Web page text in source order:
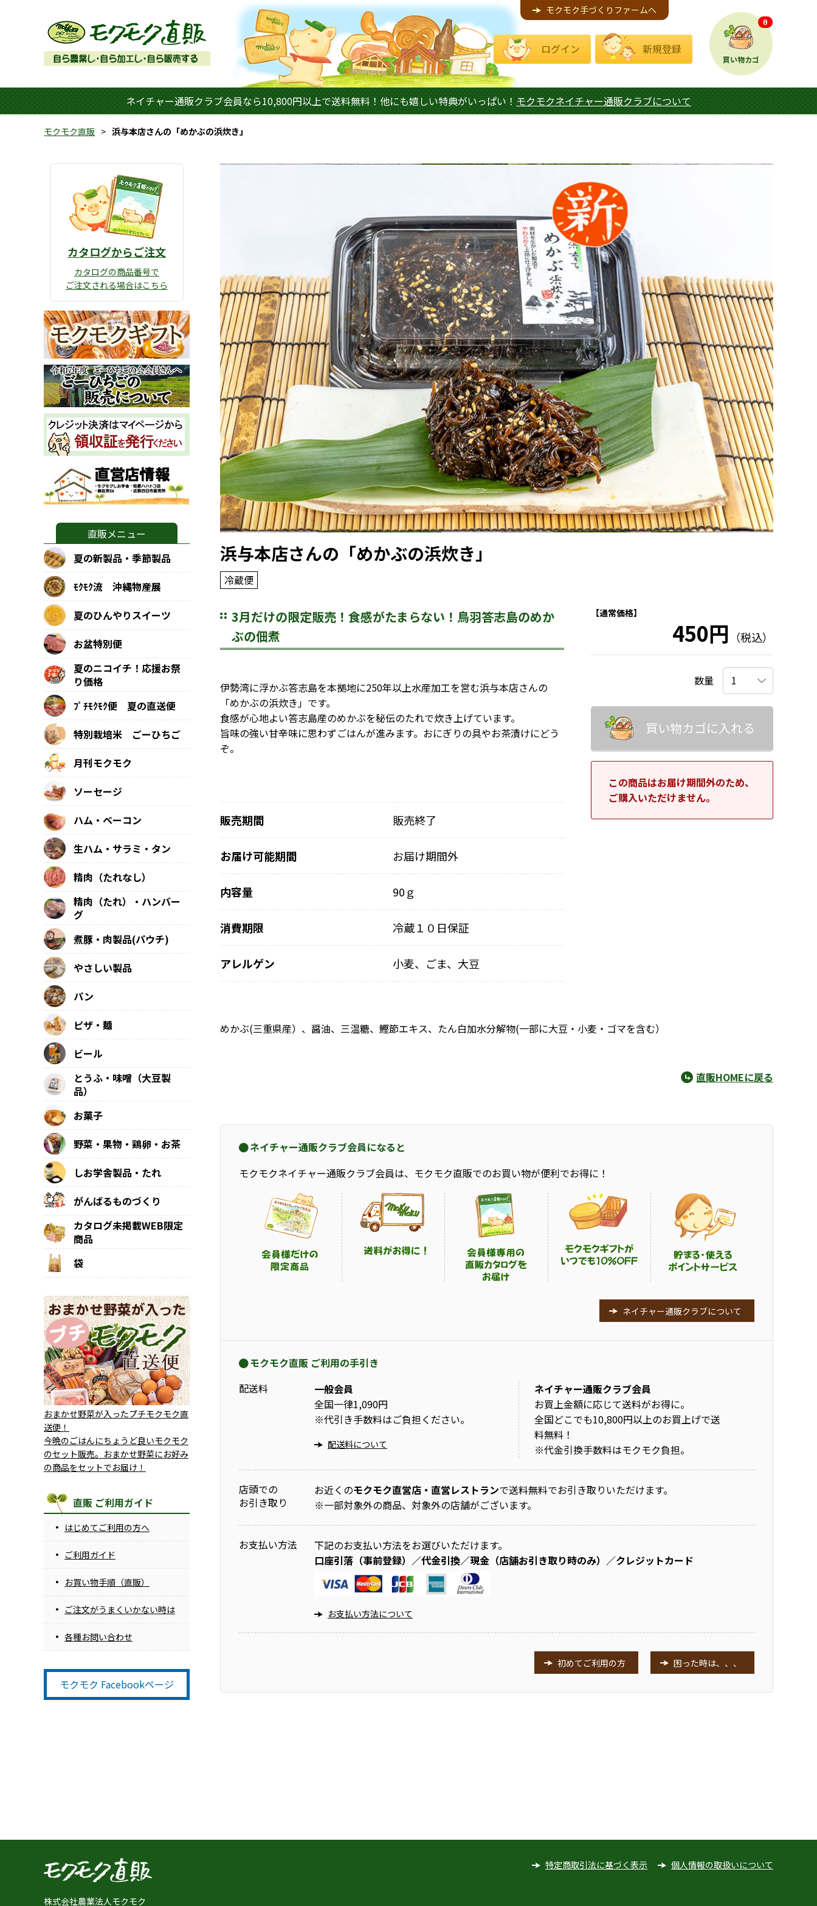
モクモク手づくりファームへ
ログイン 新規登録
買い物カゴ
0
ネイチャー通販クラブ会員なら10,800円以上で送料無料！他にも嬉しい特典がいっぱい！ モクモクネイチャー通販クラブについて
モクモク直販 浜与本店さんの「めかぶの浜炊き」
浜与本店さんの「めかぶの浜炊き」
冷蔵便
3月だけの限定販売！食感がたまらない！鳥羽答志島のめか
ぶの佃煮
伊勢湾に浮かぶ答志島を本拠地に250年以上水産加工を営む浜与本店さんの
「めかぶの浜炊き」です。
食感が心地よい答志島産のめかぶを秘伝のたれで炊き上げています。
旨味の強い甘辛味に思わずごはんが進みます。おにぎりの具やお茶漬けにどう
ぞ。
販売期間 販売終了
お届け可能期間 お届け期間外
内容量 90ｇ
消費期限 冷蔵１０日保証
アレルゲン 小麦、ごま、大豆
【通常価格】
450円 （税込）
数量
買い物カゴに入れる
この商品はお届け期間外のため、
ご購入いただけません。
めかぶ(三重県産）、醤油、三温糖、鰹節エキス、たん白加水分解物(一部に大豆・小麦・ゴマを含む）
直販HOMEに戻る
カタログからご注文
カタログの商品番号で
ご注文される場合はこちら
直販メニュー
夏の新製品・季節製品
ﾓｸﾓｸ流 沖縄物産展
夏のひんやりスイーツ
お盆特別便
夏のニコイチ！応援お祭
り価格
ﾌﾟﾁﾓｸﾓｸ便 夏の直送便
特別栽培米 ごーひちご
月刊モクモク
ソーセージ
ハム・ベーコン
生ハム・サラミ・タン
精肉（たれなし）
精肉（たれ）・ハンバー
グ
煮豚・肉製品(パウチ)
やさしい製品
パン
ピザ・麺
ビール
とうふ・味噌（大豆製
品）
お菓子
野菜・果物・鶏卵・お茶
しお学舎製品・たれ
がんばるものづくり
カタログ未掲載WEB限定
商品
袋
おまかせ野菜が入ったプチモクモク直
送便！
今晩のごはんにちょうど良いモクモク
のセット販売。おまかせ野菜にお好み
の商品をセットでお届け！
直販 ご利用ガイド
はじめてご利用の方へ
ご利用ガイド
お買い物手順（直販）
ご注文がうまくいかない時は
各種お問い合わせ
モクモク Facebookページ
ネイチャー通販クラブ会員になると
モクモクネイチャー通販クラブ会員は、モクモク直販でのお買い物が便利でお得に！
ネイチャー通販クラブについて
モクモク直販 ご利用の手引き
配送料
一般会員
全国一律1,090円
※代引き手数料はご負担ください。
配送料について
ネイチャー通販クラブ会員
お買上金額に応じて送料がお得に。
全国どこでも10,800円以上のお買上げで送
料無料！
※代金引換手数料はモクモク負担。
店頭での
お引き取り
お近くのモクモク直営店・直営レストランで送料無料でお引き取りいただけます。
※一部対象外の商品、対象外の店舗がございます。
お支払い方法
下記のお支払い方法をお選びいただけます。
口座引落（事前登録）／代金引換／現金（店舗お引き取り時のみ）／クレジットカード
お支払い方法について
初めてご利用の方 困った時は、、、
株式会社農業法人モクモク
特定商取引法に基づく表示 個人情報の取扱いについて